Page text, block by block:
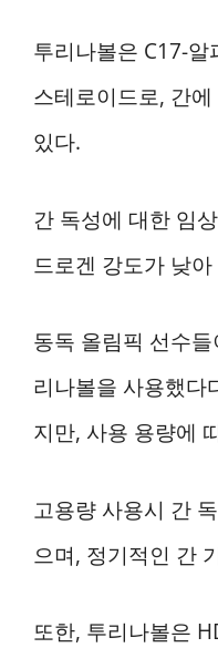
투리나볼은 C17-
스테로이드로, 간
있다.
간 독성에 대한 임
드로겐 강도가 낮
동독 올림픽 선수
리나볼을 사용했다
지만, 사용 용량에
고용량 사용시 간
으며, 정기적인 간
또한, 투리나볼은